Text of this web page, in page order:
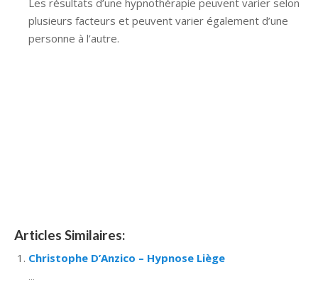
Les résultats d’une hypnothérapie peuvent varier selon
plusieurs facteurs et peuvent varier également d’une
personne à l’autre.
Articles Similaires:
Christophe D’Anzico – Hypnose Liège
...